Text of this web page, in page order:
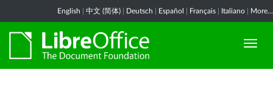
English 中文 (简体) Deutsch Español Français Italiano More...